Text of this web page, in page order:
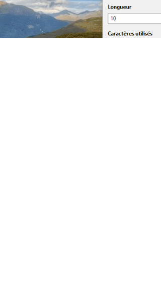
plus courants confirme que beaucoup
d'internautes ne prennent pas au sérieux la
sécurité de...